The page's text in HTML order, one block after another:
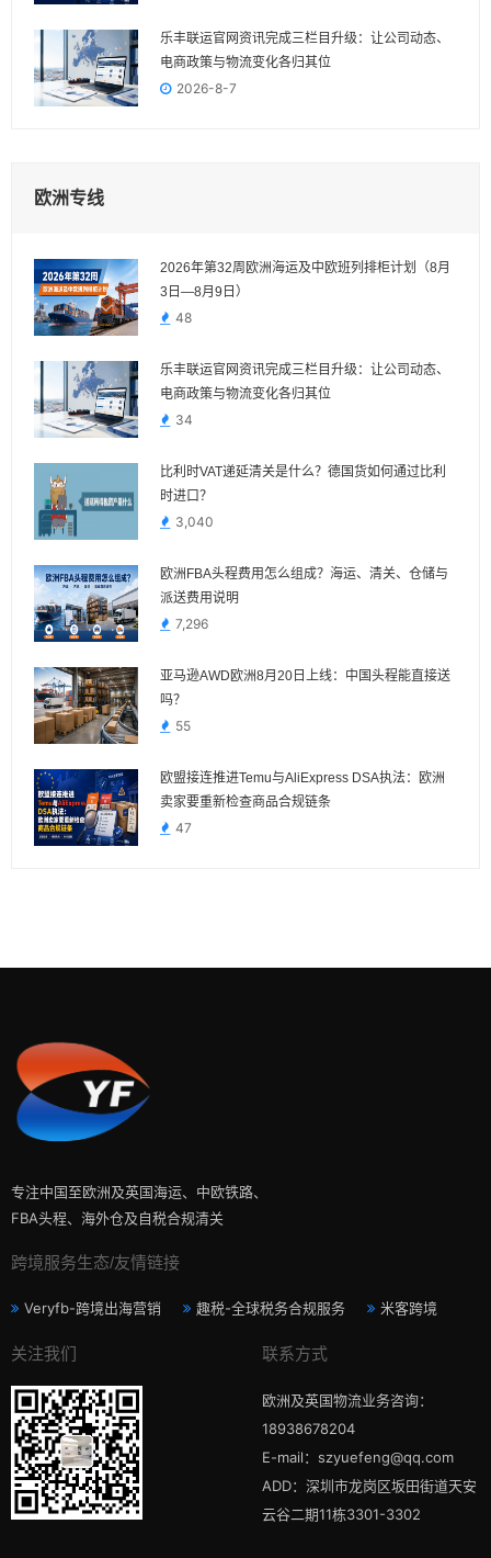
乐丰联运官网资讯完成三栏目升级：让公司动态、
电商政策与物流变化各归其位
2026-8-7
欧洲专线
2026年第32周欧洲海运及中欧班列排柜计划（8月
3日—8月9日）
48
乐丰联运官网资讯完成三栏目升级：让公司动态、
电商政策与物流变化各归其位
34
比利时VAT递延清关是什么？德国货如何通过比利
时进口？
3,040
欧洲FBA头程费用怎么组成？海运、清关、仓储与
派送费用说明
7,296
亚马逊AWD欧洲8月20日上线：中国头程能直接送
吗？
55
欧盟接连推进Temu与AliExpress DSA执法：欧洲
卖家要重新检查商品合规链条
47
专注中国至欧洲及英国海运、中欧铁路、
FBA头程、海外仓及自税合规清关
跨境服务生态/友情链接
Veryfb-跨境出海营销 趣税-全球税务合规服务 米客跨境
关注我们 联系方式
欧洲及英国物流业务咨询：
18938678204
E-mail：szyuefeng@qq.com
ADD：深圳市龙岗区坂田街道天安
云谷二期11栋3301-3302